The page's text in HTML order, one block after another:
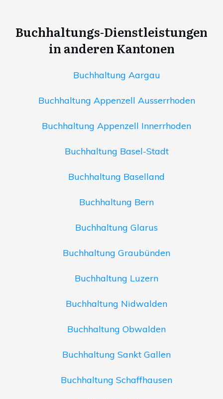
Buchhaltungs-Dienstleistungen
in anderen Kantonen
Buchhaltung Aargau
Buchhaltung Appenzell Ausserrhoden
Buchhaltung Appenzell Innerrhoden
Buchhaltung Basel-Stadt
Buchhaltung Baselland
Buchhaltung Bern
Buchhaltung Glarus
Buchhaltung Graubünden
Buchhaltung Luzern
Buchhaltung Nidwalden
Buchhaltung Obwalden
Buchhaltung Sankt Gallen
Buchhaltung Schaffhausen